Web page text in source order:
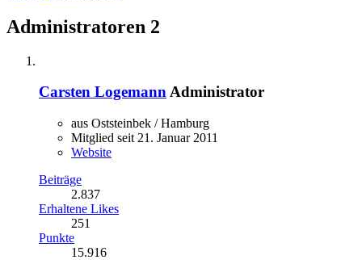
Administratoren 2
Carsten LogemannAdministrator
aus Oststeinbek / Hamburg
Mitglied seit 21. Januar 2011
Website
Beiträge
2.837
Erhaltene Likes
251
Punkte
15.916